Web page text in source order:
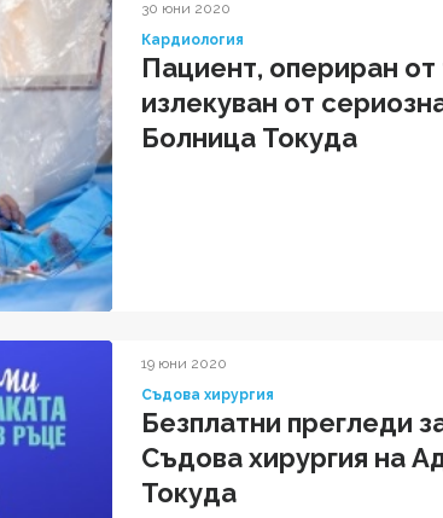
30 юни 2020
Кардиология
Пациент, опериран
излекуван от
Болница Токуда
19 юни 2020
Съдова хирургия
Безплатни прегледи
Съдова хирургия на
Токуда